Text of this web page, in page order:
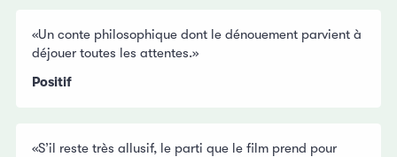
«Un conte philosophique dont le dénouement parvient à
déjouer toutes les attentes.»
Positif
«S’il reste très allusif, le parti que le film prend pour